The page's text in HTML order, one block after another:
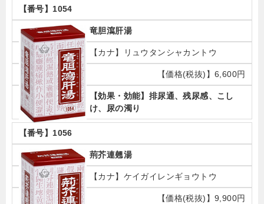
1054
竜胆瀉肝湯
リュウタンシャカントウ
6,600円
排尿通、残尿感、こし
け、尿の濁り
1056
荊芥連翹湯
ケイガイレンギョウトウ
9,900円